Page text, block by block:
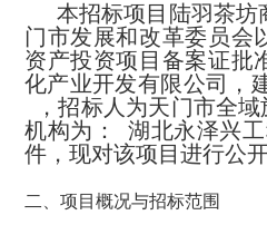
本招标项目 陆羽茶坊
门市发展和改革委员会
资产投资项目备案证批
化产业开发有限公司
，
，招标人为天门市全
机构为：
湖北永泽兴
件，现对该项目进行公开
二、项目概况与招标范围